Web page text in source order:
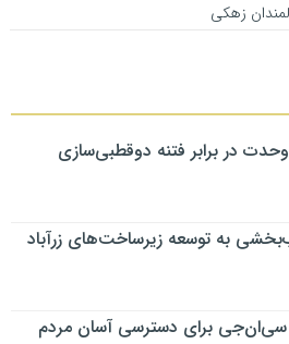
زهکی
در برابر فتنه دوقطبی‌سازی
به توسعه زیرساخت‌های زرآباد
برای دسترسی آسان مردم